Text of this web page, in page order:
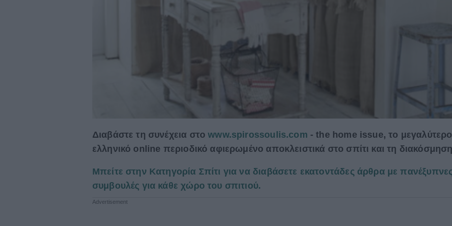
Διαβάστε τη συνέχεια στοwww.spirossoulis.com - the home issue, το μεγαλύτερο
ελληνικό online περιοδικό αφιερωμένο αποκλειστικά στο σπίτι και τη
Μπείτε στην Κατηγορία Σπίτι για να διαβάσετε εκατοντάδες άρθρα με
συμβουλές για κάθε χώρο του σπιτιού.